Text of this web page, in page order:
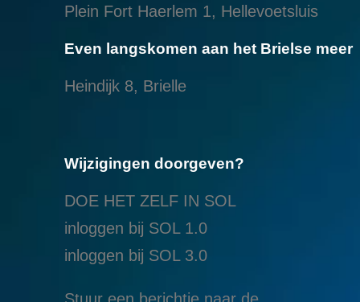
Plein Fort Haerlem 1, Hellevoetsluis
Even langskomen aan het Brielse meer
Heindijk 8, Brielle
Wijzigingen doorgeven?
DOE HET ZELF IN SOL
inloggen bij SOL 1.0
inloggen bij SOL 3.0
Stuur een berichtje naar de